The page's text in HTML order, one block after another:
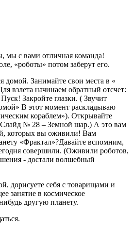
мы с вами отличная команда!
«роботы» потом заберут его.
домой. Занимайте свои места в «
взлета начинаем обратный отсчет:
Закройте глазки. ( Звучит
В этот момент раскладываю
кораблем»). Открывайте
№ 28 – Земной шар.) А это вам
которых вы оживили! Вам
«Фрактал»?Давайте вспомним,
совершили. (Оживили роботов,
- достали волшебный
дорисуете себя с товарищами и
занятие в космическое
другую планету.